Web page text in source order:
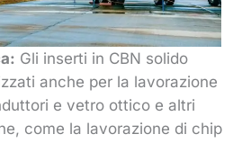
Gli inserti in CBN solido
anche per la lavorazione
e vetro ottico e altri
come la lavorazione di chip